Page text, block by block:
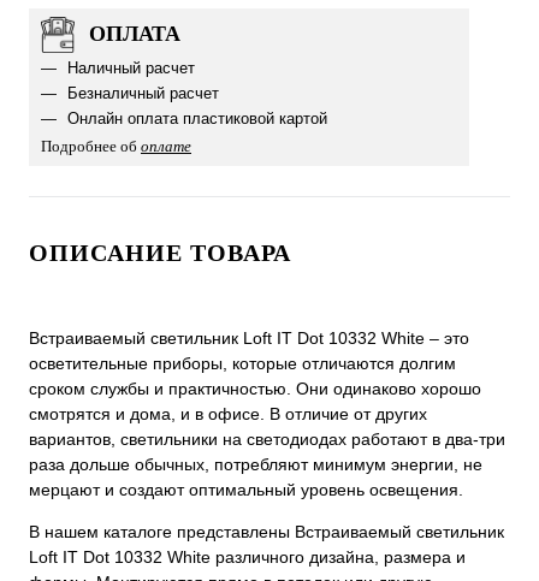
ОПЛАТА
Наличный расчет
Безналичный расчет
Онлайн оплата пластиковой картой
Подробнее об оплате
ОПИСАНИЕ ТОВАРА
Встраиваемый светильник Loft IT Dot 10332 White ‒ это
осветительные приборы, которые отличаются долгим
сроком службы и практичностью. Они одинаково хорошо
смотрятся и дома, и в офисе. В отличие от других
вариантов, светильники на светодиодах работают в два-три
раза дольше обычных, потребляют минимум энергии, не
мерцают и создают оптимальный уровень освещения.
В нашем каталоге представлены Встраиваемый светильник
Loft IT Dot 10332 White различного дизайна, размера и